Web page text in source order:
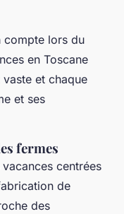
compte lors du
en Toscane
et chaque
et ses
fermes
centrées
de
des